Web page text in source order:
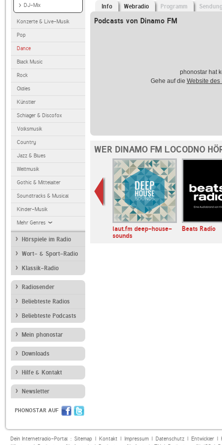
DJ-Mix
Konzerte & Live-Musik
Pop
Dance
Black Music
Rock
Oldies
Künstler
Schlager & Discofox
Volksmusik
Country
Jazz & Blues
Weltmusik
Gothic & Mittelalter
Soundtracks & Musical
Kinder-Musik
Mehr Genres
Hörspiele im Radio
Wort- & Sport-Radio
Klassik-Radio
Radiosender
Beliebteste Radios
Beliebteste Podcasts
Mein phonostar
Downloads
Hilfe & Kontakt
Newsletter
PHONOSTAR AUF
Info Webradio Programm
Podcasts von Dinamo FM
phonostar hat
Gehe auf die Website des
WER DINAMO FM LOCODNO
laut.fm deep-house-
sounds
Beats Radio
Dein Internetradio-Portal : Sitemap| Kontakt| Impressum| Datenschutz| Entwickler|